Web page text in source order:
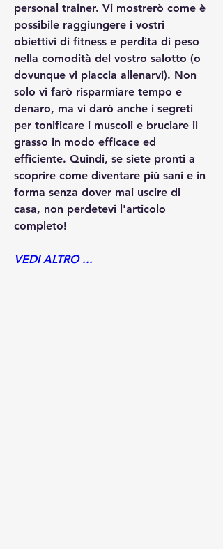
personal trainer. Vi mostrerò come è
possibile raggiungere i vostri
obiettivi di fitness e perdita di peso
nella comodità del vostro salotto (o
dovunque vi piaccia allenarvi). Non
solo vi farò risparmiare tempo e
denaro, ma vi darò anche i segreti
per tonificare i muscoli e bruciare il
grasso in modo efficace ed
efficiente. Quindi, se siete pronti a
scoprire come diventare più sani e in
forma senza dover mai uscire di
casa, non perdetevi l'articolo
completo!
VEDI ALTRO ...